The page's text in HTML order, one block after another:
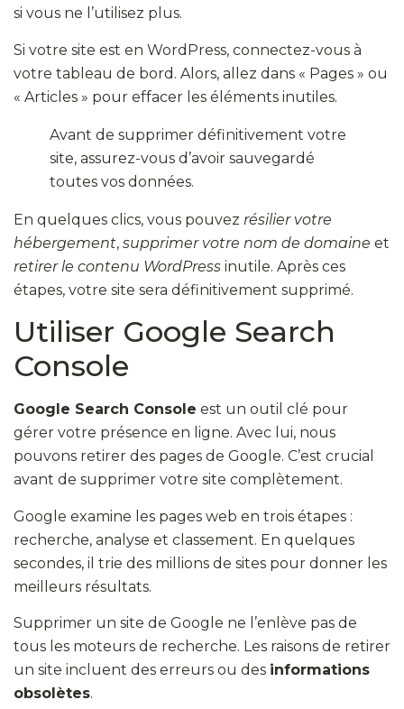
si vous ne l’utilisez plus.
Si votre site est en WordPress, connectez-vous à
votre tableau de bord. Alors, allez dans « Pages » ou
« Articles » pour effacer les éléments inutiles.
Avant de supprimer définitivement votre
site, assurez-vous d’avoir sauvegardé
toutes vos données.
En quelques clics, vous pouvez résilier votre
hébergement, supprimer votre nom de domaine et
retirer le contenu WordPress inutile. Après ces
étapes, votre site sera définitivement supprimé.
Utiliser Google Search
Console
Google Search Console est un outil clé pour
gérer votre présence en ligne. Avec lui, nous
pouvons retirer des pages de Google. C’est crucial
avant de supprimer votre site complètement.
Google examine les pages web en trois étapes :
recherche, analyse et classement. En quelques
secondes, il trie des millions de sites pour donner les
meilleurs résultats.
Supprimer un site de Google ne l’enlève pas de
tous les moteurs de recherche. Les raisons de retirer
un site incluent des erreurs ou des informations
obsolètes.